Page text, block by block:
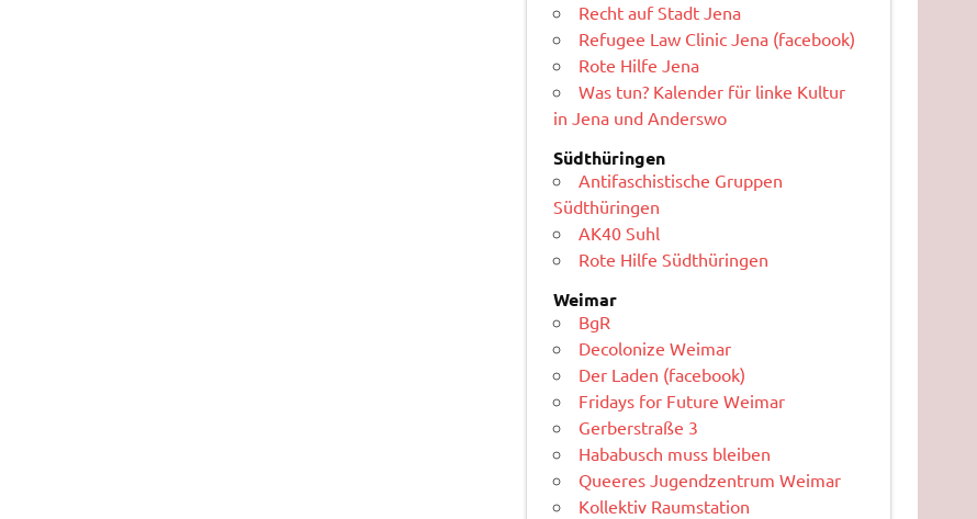
Recht auf Stadt Jena
Refugee Law Clinic Jena (facebook)
Rote Hilfe Jena
Was tun? Kalender für linke Kultur
in Jena und Anderswo
Südthüringen
Antifaschistische Gruppen
Südthüringen
AK40 Suhl
Rote Hilfe Südthüringen
Weimar
BgR
Decolonize Weimar
Der Laden (facebook)
Fridays for Future Weimar
Gerberstraße 3
Hababusch muss bleiben
Queeres Jugendzentrum Weimar
Kollektiv Raumstation